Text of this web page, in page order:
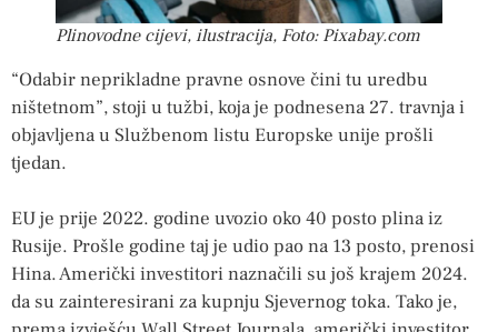
Plinovodne cijevi, ilustracija, Foto: Pixabay.com
“Odabir neprikladne pravne osnove čini tu uredbu
ništetnom”, stoji u tužbi, koja je podnesena 27. travnja i
objavljena u Službenom listu Europske unije prošli
tjedan.
EU je prije 2022. godine uvozio oko 40 posto plina iz
Rusije. Prošle godine taj je udio pao na 13 posto, prenosi
Hina. Američki investitori naznačili su još krajem 2024.
da su zainteresirani za kupnju Sjevernog toka. Tako je,